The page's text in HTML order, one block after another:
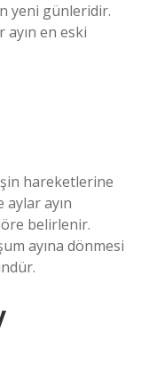
yeni günleridir.
en eski
hareketlerine
ayın
belirlenir.
ayına dönmesi